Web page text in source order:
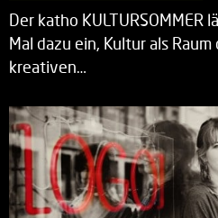
Der katho
Mal dazu ein, Kultur als
kreativen…